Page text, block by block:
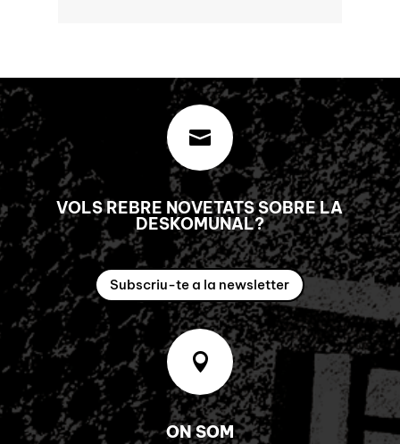

VOLS REBRE NOVETATS SOBRE LA
DESKOMUNAL?
Subscriu-te a la newsletter

ON SOM